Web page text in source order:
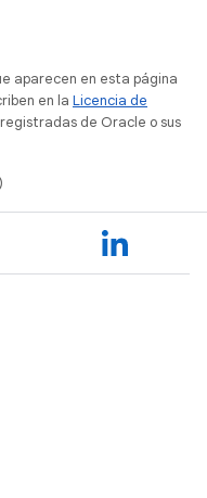
aparecen en esta página
en la Licencia de
de Oracle o sus